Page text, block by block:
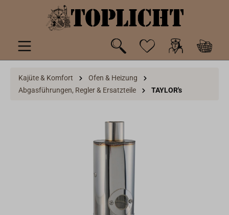
springen
Kajüte & Komfort
Ofen & Heizung
Abgasführungen, Regler & Ersatzteile
TAYLOR's